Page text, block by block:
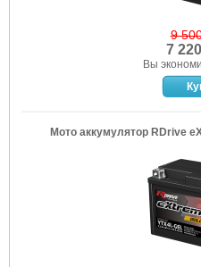
9
7
Вы
Мото аккумулятор RDrive